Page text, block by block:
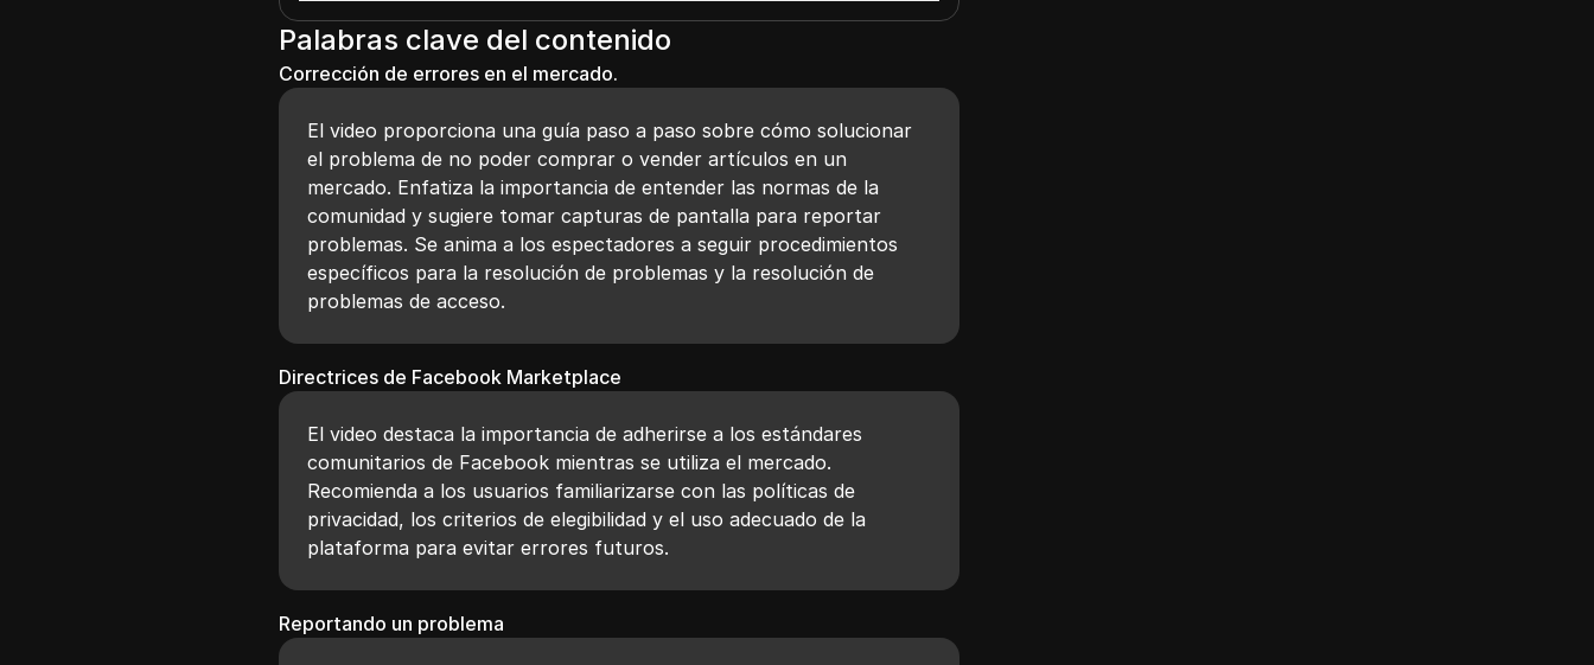
Palabras clave del contenido
Corrección de errores en el mercado.
El video proporciona una guía paso a paso sobre cómo solucionar
el problema de no poder comprar o vender artículos en un
mercado. Enfatiza la importancia de entender las normas de la
comunidad y sugiere tomar capturas de pantalla para reportar
problemas. Se anima a los espectadores a seguir procedimientos
específicos para la resolución de problemas y la resolución de
problemas de acceso.
Directrices de Facebook Marketplace
El video destaca la importancia de adherirse a los estándares
comunitarios de Facebook mientras se utiliza el mercado.
Recomienda a los usuarios familiarizarse con las políticas de
privacidad, los criterios de elegibilidad y el uso adecuado de la
plataforma para evitar errores futuros.
Reportando un problema